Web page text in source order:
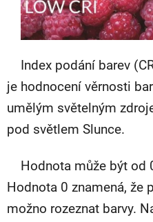
Index podání barev
je hodnocení věrnosti
umělým světelným
pod světlem Slunce.
Hodnota může být od
Hodnota 0 znamená, že
možno rozeznat barvy.